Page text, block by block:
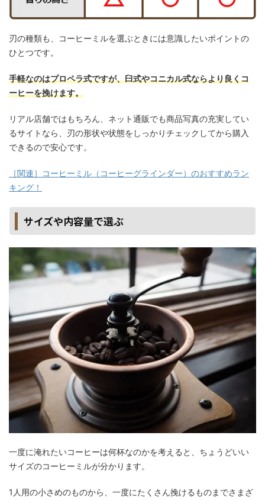
刃の種類も、コーヒーミルを選ぶときには意識したいポイントの
ひとつです。
手軽なのはプロペラ式ですが、臼式やコニカル式ならより良くコ
ーヒーを挽けます。
リアル店舗ではもちろん、ネット通販でも商品写真の充実してい
るサイトなら、刃の形状や状態をしっかりチェックしてから購入
できるので安心です。
［関連］コーヒーミル（コーヒーグラインダー）のおすすめラン
キング！
サイズや内容量で選ぶ
一度に淹れたいコーヒーは何杯なのかを考えると、ちょうどいい
サイズのコーヒーミルが分かります。
1人用の小さめのものから、一度にたくさん挽けるものまでさまざ